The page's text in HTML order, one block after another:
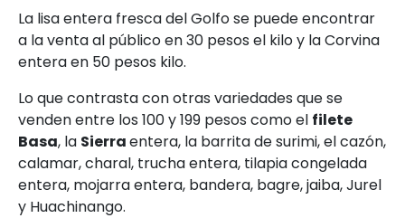
La lisa entera fresca del Golfo se puede encontrar
a la venta al público en 30 pesos el kilo y la Corvina
entera en 50 pesos kilo.
Lo que contrasta con otras variedades que se
venden entre los 100 y 199 pesos como el filete
Basa, la Sierraentera, la barrita de surimi, el cazón,
calamar, charal, trucha entera, tilapia congelada
entera, mojarra entera, bandera, bagre, jaiba, Jurel
y Huachinango.